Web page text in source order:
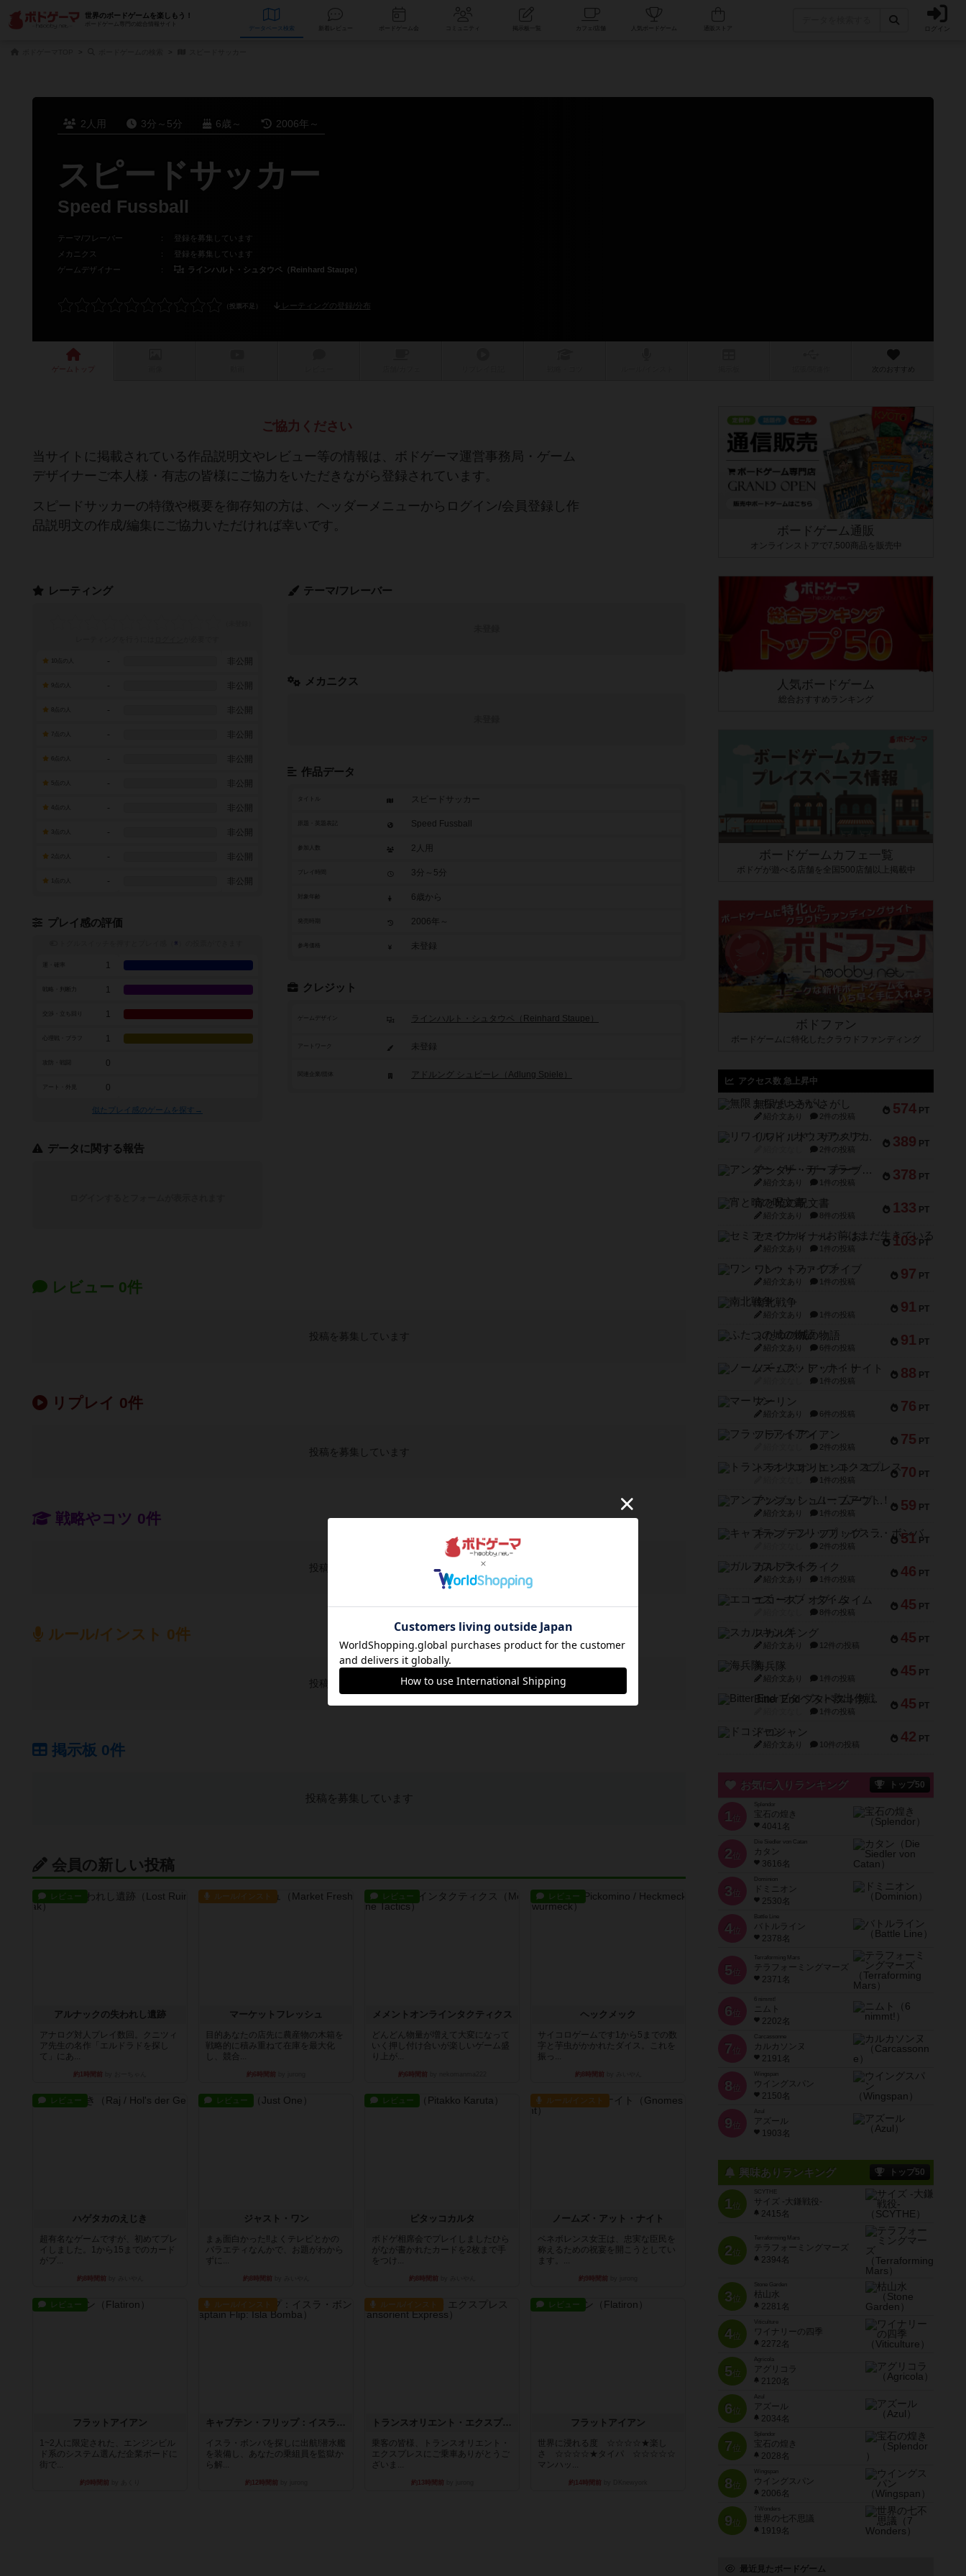
世界のボードゲームを楽しもう！
ボードゲーム専門の総合情報サイト
データベース コミュニティ 人気ボードゲーム ログイン
2人用 3分～5分 6歳～ 2006年～
スピードサッカー
Speed Fussball
テーマ/フレーバー ：
登録を募集しています
メカニクス
：
登録を募集しています
ゲームデザイナー
： ラインハルト・シュタウペ（Reinhard Staupe）
レーティングの登録/分布
ゲーム 次のおすすめ
ご協力ください
当サイトに掲載されている作品説明文やレビュー等の情報は、ボドゲーマ運営事務局・ゲーム
デザイナーご本人様・有志の皆様にご協力をいただきながら登録されています。
スピードサッカーの特徴や概要を御存知の方は、ヘッダーメニューからログイン/会員登録し作
品説明文の作成/編集にご協力いただければ幸いです。
テーマ/フレーバー
メカニクス
作品データ
タイトル スピードサッカー
Speed Fussball
参加人数 2人用
3分～5分
6歳から
2006年～
参考価格 未登録
クレジット
ゲームデザイン ラインハルト・シュタウペ（Reinhard Staupe）
アートワーク 未登録
アドルング シュピーレ（Adlung Spiele）
レーティング
- 非公開
- 非公開
- 非公開
7点の人 - 非公開
- 非公開
- 非公開
- 非公開
- 非公開
- 非公開
- 非公開
プレイ感の評価
※
1
戦略・判断力 1
1
1
0
アート・外見 0
似たプレイ感のゲームを探す→
データに関する報告
レビュー 0件
投稿を募集しています
リプレイ 0件
投稿を募集しています
戦略やコツ 0件
投稿を募集しています
ルール/インスト 0件
投稿を募集しています
掲示板 0件
投稿を募集しています
会員の新しい投稿
レビュー
アルナックの失われし遺跡
アナログ対人プレイ数回。クニツィ
ア先生の名作「エルドラドを探し
て」にあ...
約1時間前
ルール/インスト
マーケットフレッシュ
目的あなたの店先に農産物の木箱を
戦略的に積み重ねて在庫を最大化
し、競合...
約6時間前
レビュー
メメントオンラインタクティクス
どんどん物量が増えて大変になって
いく押し付け合いが楽しいゲーム盛
り上が...
約6時間前
レビュー
ヘックメック
サイコロゲームです1から5までの数
字と芋虫がかかれたダイス。これを
振っ...
約8時間前
レビュー
ハゲタカのえじき
超有名なゲームですが、初めてプレ
イしました。1から15までのカード
がプ...
約8時間前
レビュー
ジャスト・ワン
まぁ面白かった‼️よくテレビとかの
バラエティなんかで、お題がわから
ずに...
約8時間前
レビュー
ピタッコカルタ
ボドゲ相席会でプレイしましたひら
がなが書かれたカードを2枚まで手
をつけ...
約8時間前
ルール/インスト
ノームズ・アット・ナイト
ベネボレンス女王は、忠実な臣民を
称えるための祝宴を開こうとしてい
ます。...
約9時間前
レビュー
フラットアイアン
1~2人に限定された、エンジンビル
ド系のシステム選んだ企業ボードに
街で...
約9時間前
ルール/インスト
キャプテン・フリップ：イスラ・ボンバ
イスラ・ボンバを探しに出航!潜水艦
を装備し、あなたの乗組員を監獄か
ら解...
約12時間前
ルール/インスト
トランスオリエント・エクスプレス
乗客の皆様、トランスオリエント・
エクスプレスにご乗車ありがとうご
ざいま...
約13時間前
レビュー
フラットアイアン
世界に浸れる度 ☆☆☆☆★楽し
さ ☆☆☆☆★タイパ ☆☆☆☆☆
マンハッ...
約14時間前
ボードゲーム通販
オンラインストアで7,500商品を販売中
人気ボードゲーム
総合おすすめランキング
ボードゲームカフェ一覧
ボドゲが遊べる店舗を全国500店舗以上掲載中
ボドファン
ボードゲームに特化したクラウドファンディング
アクセス数 急上昇中
574 PT
無限まちがいさがし
紹介文あり 2件の投稿
389 PT
リワイルド：サウスアメリカ
2件の投稿
378 PT
アンダー・ザ・テーブラー
紹介文あり 1件の投稿
133 PT
宵と暁の呪文書
紹介文あり 8件の投稿
103 PT
セミファイナル ～お前はまだ生きている～
紹介文あり 1件の投稿
97 PT
ワン・トゥ・ファイブ
紹介文あり 1件の投稿
91 PT
南北戦争
紹介文あり 1件の投稿
91 PT
ふたつの城の物語
紹介文あり 6件の投稿
88 PT
ノームズ・アット・ナイト
1件の投稿
76 PT
マーリン
紹介文あり 6件の投稿
75 PT
フラットアイアン
2件の投稿
70 PT
トランスオリエント・エクスプレス
1件の投稿
59 PT
アンブッシュ！：ムーブアウト！
紹介文あり 1件の投稿
51 PT
キャプテン・フリップ：イスラ・ボンバ
2件の投稿
46 PT
ガルフストライク
紹介文あり 1件の投稿
45 PT
エコーズ・オブ・タイム
8件の投稿
45 PT
スカルキング
紹介文あり 12件の投稿
45 PT
海兵隊
紹介文あり 1件の投稿
45 PT
Bitter End ブタペスト救出作戦
1件の投稿
42 PT
ドコジャン
紹介文あり 10件の投稿
お気に入りランキング トップ50
1 位
宝石の煌き
4041名
2 位
Die Siedler von Catan
カタン
3616名
3 位
ドミニオン
2530名
4位
Battle Line
バトルライン
2378名
5 位
Terraforming Mars
テラフォーミングマーズ
2371名
6 位
ニムト
2202名
7 位
Carcassonne
カルカソンヌ
2191名
8 位
Wingspan
ウイングスパン
2150名
9 位
Azul
アズール
1903名
興味ありランキング トップ50
1位
SCYTHE
サイズ -大鎌戦役-
2415名
2位
Terraforming Mars
テラフォーミングマーズ
2394名
3位
Stone Garden
枯山水
2281名
4位
Viticulture
ワイナリーの四季
2272名
5位
Agricola
アグリコラ
2120名
6位
Azul
アズール
2034名
7位
宝石の煌き
2028名
8位
Wingspan
ウイングスパン
2006名
9位
7 Wonders
世界の七不思議
1919名
最近見たボードゲーム